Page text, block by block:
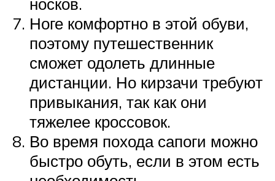
Ноге комфортно в этой обуви,
поэтому путешественник
сможет одолеть длинные
дистанции. Но кирзачи требуют
привыкания, так как они
тяжелее кроссовок.
Во время похода сапоги можно
быстро обуть, если в этом есть